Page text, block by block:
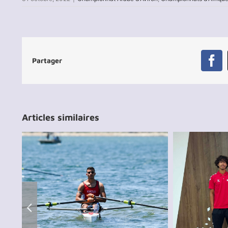
Partager
Articles similaires